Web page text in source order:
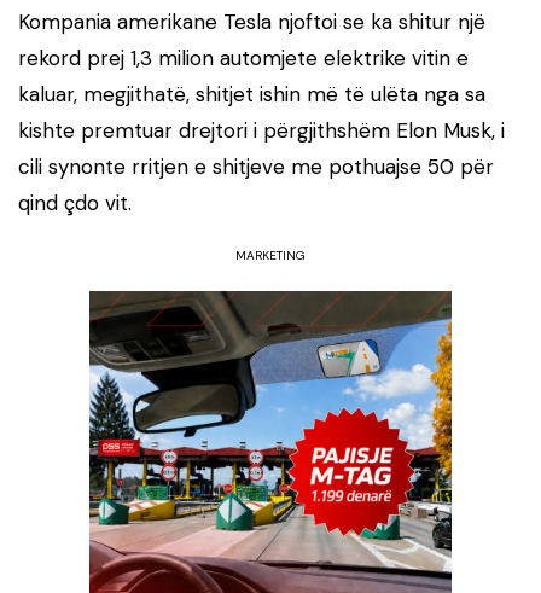
Kompania amerikane Tesla njoftoi se ka shitur një
rekord prej 1,3 milion automjete elektrike vitin e
kaluar, megjithatë, shitjet ishin më të ulëta nga sa
kishte premtuar drejtori i përgjithshëm Elon Musk, i
cili synonte rritjen e shitjeve me pothuajse 50 për
qind çdo vit.
MARKETING